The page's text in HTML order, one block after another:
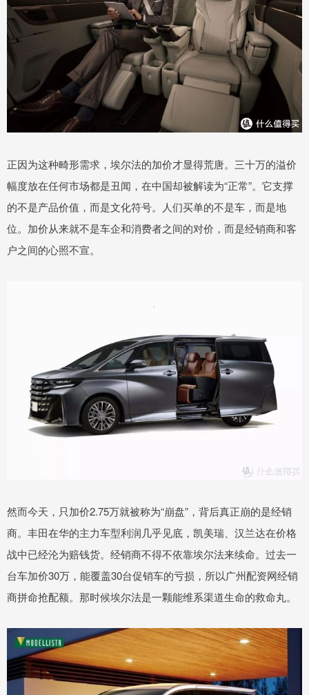
正因为这种畸形需求，埃尔法的加价才显得荒唐。三十万的溢价
幅度放在任何市场都是丑闻，在中国却被解读为“正常”。它支撑
的不是产品价值，而是文化符号。人们买单的不是车，而是地
位。加价从来就不是车企和消费者之间的对价，而是经销商和客
户之间的心照不宣。
然而今天，只加价2.75万就被称为“崩盘”，背后真正崩的是经销
商。丰田在华的主力车型利润几乎见底，凯美瑞、汉兰达在价格
战中已经沦为赔钱货。经销商不得不依靠埃尔法来续命。过去一
台车加价30万，能覆盖30台促销车的亏损，所以广州配资网经销
商拼命抢配额。那时候埃尔法是一颗能维系渠道生命的救命丸。